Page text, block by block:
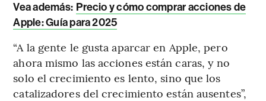
Vea además: Precio y cómo comprar acciones de
Apple: Guía para 2025
“A la gente le gusta aparcar en Apple, pero
ahora mismo las acciones están caras, y no
solo el crecimiento es lento, sino que los
catalizadores del crecimiento están ausentes”,